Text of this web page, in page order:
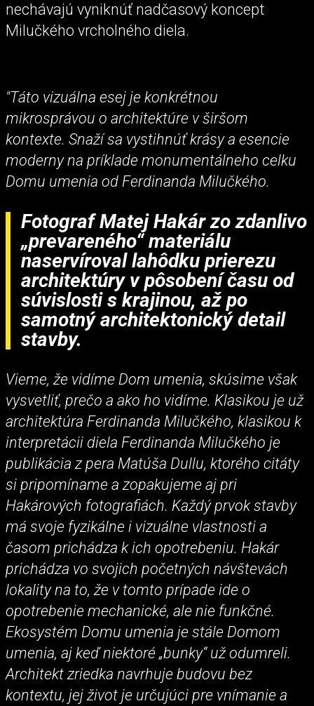
nechávajú vyniknúť nadčasový koncept
Milučkého vrcholného diela.
"Táto vizuálna esej je konkrétnou
mikrosprávou o architektúre v širšom
kontexte. Snaží sa vystihnúť krásy a esencie
moderny na príklade monumentálneho celku
Domu umenia od Ferdinanda Milučkého.
Fotograf Matej Hakár zo zdanlivo
„prevareného“ materiálu
naservíroval lahôdku prierezu
architektúry v pôsobení času od
súvislosti s krajinou, až po
samotný architektonický detail
stavby.
Vieme, že vidíme Dom umenia, skúsime však
vysvetliť, prečo a ako ho vidíme. Klasikou je už
architektúra Ferdinanda Milučkého, klasikou k
interpretácii diela Ferdinanda Milučkého je
publikácia z pera Matúša Dullu, ktorého citáty
si pripomíname a zopakujeme aj pri
Hakárových fotografiách. Každý prvok stavby
má svoje fyzikálne i vizuálne vlastnosti a
časom prichádza k ich opotrebeniu. Hakár
prichádza vo svojich početných návštevách
lokality na to, že v tomto prípade ide o
opotrebenie mechanické, ale nie funkčné.
Ekosystém Domu umenia je stále Domom
umenia, aj keď niektoré „bunky“ už odumreli.
Architekt zriedka navrhuje budovu bez
kontextu, jej život je určujúci pre vnímanie a